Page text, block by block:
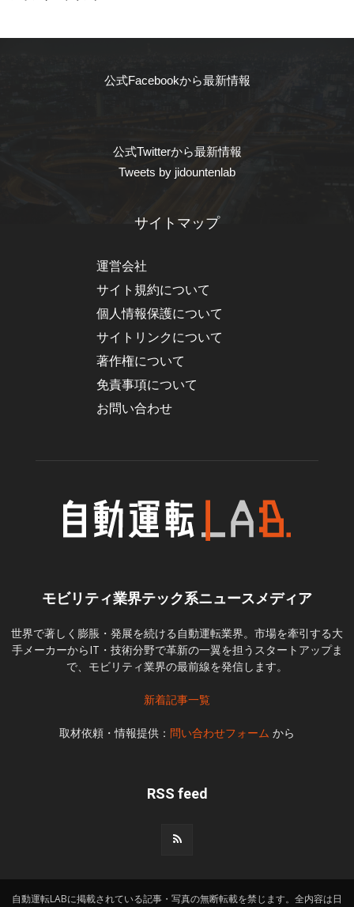
公式Facebookから最新情報
公式Twitterから最新情報
Tweets by jidountenlab
サイトマップ
運営会社
サイト規約について
個人情報保護について
サイトリンクについて
著作権について
免責事項について
お問い合わせ
モビリティ業界テック系ニュースメディア
世界で著しく膨脹・発展を続ける自動運転業界。市場を牽引する大
手メーカーからIT・技術分野で革新の一翼を担うスタートアップま
で、モビリティ業界の最前線を発信します。
新着記事一覧
取材依頼・情報提供： 問い合わせフォーム から
RSS feed
自動運転LABに掲載されている記事・写真の無断転載を禁じます。全内容は日